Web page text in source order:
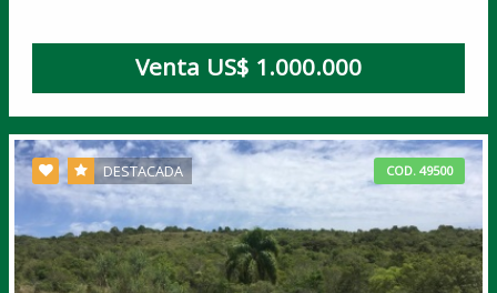
Venta US$ 1.000.000
DESTACADA COD. 49500